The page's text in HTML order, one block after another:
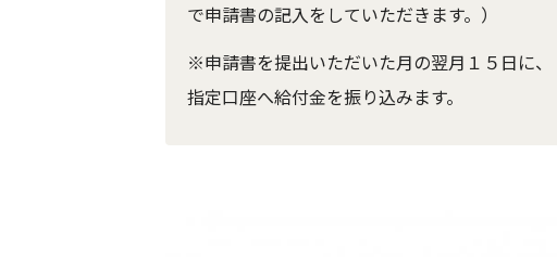
で申請書の記入をしていただきます。）
※申請書を提出いただいた月の翌月１５日に、
指定口座へ給付金を振り込みます。